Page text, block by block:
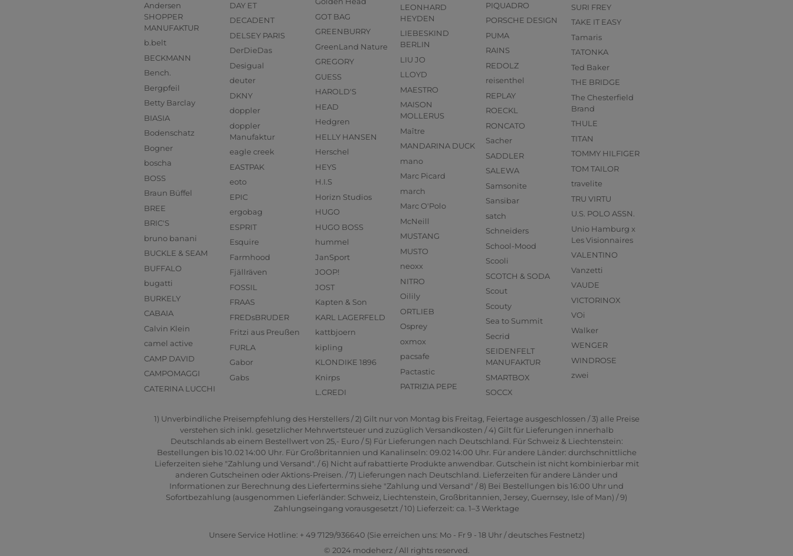
Andersen
SHOPPER
MANUFAKTUR
b.belt
BECKMANN
Bench.
Bergpfeil
Betty Barclay
BIASIA
Bodenschatz
Bogner
boscha
BOSS
Braun Büffel
BREE
BRIC'S
bruno banani
BUCKLE & SEAM
BUFFALO
bugatti
BURKELY
CABAIA
Calvin Klein
camel active
CAMP DAVID
CAMPOMAGGI
CATERINA LUCCHI
DAY ET
DECADENT
DELSEY PARIS
DerDieDas
Desigual
deuter
DKNY
doppler
doppler
Manufaktur
eagle creek
EASTPAK
eoto
EPIC
ergobag
ESPRIT
Esquire
Farmhood
Fjällräven
FOSSIL
FRAAS
FREDsBRUDER
Fritzi aus Preußen
FURLA
Gabor
Gabs
GOT BAG
GREENBURRY
GreenLand Nature
GREGORY
GUESS
HAROLD'S
HEAD
Hedgren
HELLY HANSEN
Herschel
HEYS
H.I.S
Horizn Studios
HUGO
HUGO BOSS
hummel
JanSport
JOOP!
JOST
Kapten & Son
KARL LAGERFELD
kattbjoern
kipling
KLONDIKE 1896
Knirps
L.CREDI
LEONHARD
HEYDEN
LIEBESKIND
BERLIN
LIU JO
LLOYD
MAESTRO
MAISON
MOLLERUS
Maître
MANDARINA DUCK
mano
Marc Picard
march
Marc O'Polo
McNeill
MUSTANG
MUSTO
neoxx
NITRO
Oilily
ORTLIEB
Osprey
oxmox
pacsafe
Pactastic
PATRIZIA PEPE
PIQUADRO
PORSCHE DESIGN
PUMA
RAINS
REDOLZ
reisenthel
REPLAY
ROECKL
RONCATO
Sacher
SADDLER
SALEWA
Samsonite
Sansibar
satch
Schneiders
School-Mood
Scooli
SCOTCH & SODA
Scout
Scouty
Sea to Summit
Secrid
SEIDENFELT
MANUFAKTUR
SMARTBOX
SOCCX
SURI FREY
TAKE IT EASY
Tamaris
TATONKA
Ted Baker
THE BRIDGE
The Chesterfield
Brand
THULE
TITAN
TOMMY HILFIGER
TOM TAILOR
travelite
TRU VIRTU
U.S. POLO ASSN.
Unio Hamburg x
Les Visionnaires
VALENTINO
Vanzetti
VAUDE
VICTORINOX
VOi
Walker
WENGER
WINDROSE
zwei
1) Unverbindliche Preisempfehlung des Herstellers / 2) Gilt nur von Montag bis Freitag, Feiertage ausgeschlossen / 3) alle Preise
verstehen sich inkl. gesetzlicher Mehrwertsteuer und zuzüglich Versandkosten / 4) Gilt für Lieferungen innerhalb
Deutschlands ab einem Bestellwert von 25,- Euro / 5) Für Lieferungen nach Deutschland. Für Schweiz & Liechtenstein:
Bestellungen bis 10.02 14:00 Uhr. Für Großbritannien und Kanalinseln: 09.02 14:00 Uhr. Für andere Länder: durchschnittliche
Lieferzeiten siehe "Zahlung und Versand". / 6) Nicht auf rabattierte Produkte anwendbar. Gutschein ist nicht kombinierbar mit
anderen Gutscheinen oder Aktions-Preisen. / 7) Lieferungen nach Deutschland. Lieferzeiten für andere Länder und
Informationen zur Berechnung des Liefertermins siehe "Zahlung und Versand" / 8) Bei Bestellungen bis 16:00 Uhr und
Sofortbezahlung (ausgenommen Lieferländer: Schweiz, Liechtenstein, Großbritannien, Jersey, Guernsey, Isle of Man) / 9)
Zahlungseingang vorausgesetzt / 10) Lieferzeit: ca. 1–3 Werktage
Unsere Service Hotline: + 49 7129/936640 (Sie erreichen uns: Mo - Fr 9 - 18 Uhr / deutsches Festnetz)
© 2024 modeherz / All rights reserved.